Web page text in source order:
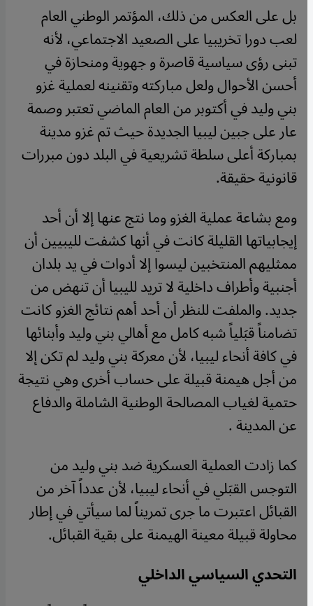
بل على العكس من ذلك، المؤتمر الوطني العام
لعب دورا تخريبيا على الصعيد الاجتماعي، لأنه
تبنى رؤى سياسية قاصرة و جهوية ومنحازة في
أحسن الأحوال ولعل مباركته وتقنينه لعملية غزو
بني وليد في أكتوبر من العام الماضي تعتبر وصمة
عار على جبين ليبيا الجديدة حيث تم غزو مدينة
بمباركة أعلى سلطة تشريعية في البلد دون مبررات
قانونية حقيقة.
ومع بشاعة عملية الغزو وما نتج عنها إلا أن أحد
إيجابياتها القليلة كانت في أنها كشفت لليبيين أن
ممثليهم المنتخبين ليسوا إلا أدوات في يد بلدان
أجنبية وأطراف داخلية لا تريد لليبيا أن تنهض من
جديد. والملفت للنظر أن أحد أهم نتائج الغزو كانت
تضامناً قبَلياً شبه كامل مع أهالي بني وليد وأبنائها
في كافة أنحاء ليبيا، لأن معركة بني وليد لم تكن إلا
من أجل هيمنة قبيلة على حساب أخرى وهي نتيجة
حتمية لغياب المصالحة الوطنية الشاملة والدفاع
عن المدينة .
كما زادت العملية العسكرية ضد بني وليد من
التوجس القبَلي في أنحاء ليبيا، لأن عدداً آخر من
القبائل اعتبرت ما جرى تمريناً لما سيأتي في إطار
محاولة قبيلة معينة الهيمنة على بقية القبائل.
التحدي السياسي الداخلي